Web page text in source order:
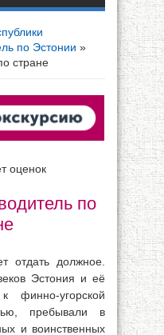
по Эстонии »
стране
оценок
по
отдать должное.
Эстония и её
финно-угорской
пребывали в
и воинственных